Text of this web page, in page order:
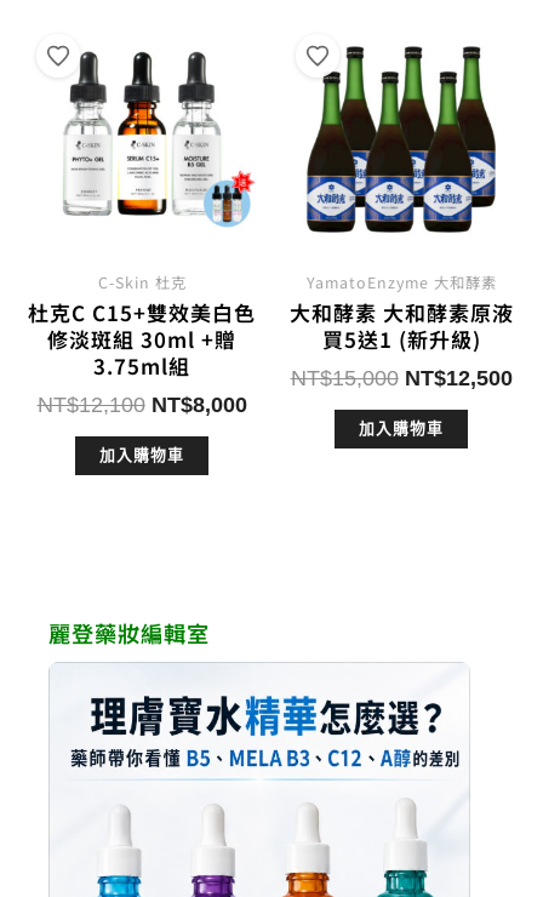
麗登藥妝編輯室
C-Skin 杜克
杜克C C15+雙效美白色
修淡斑組 30ml +贈
3.75ml組
NT$12,100 原
始
價
NT$8,000目
加入購物車
YamatoEnzyme 大和酵素
大和酵素 大和酵素原液
買5送1 (新升級)
NT$15,000 原
始
價
NT$12,500目
加入購物車